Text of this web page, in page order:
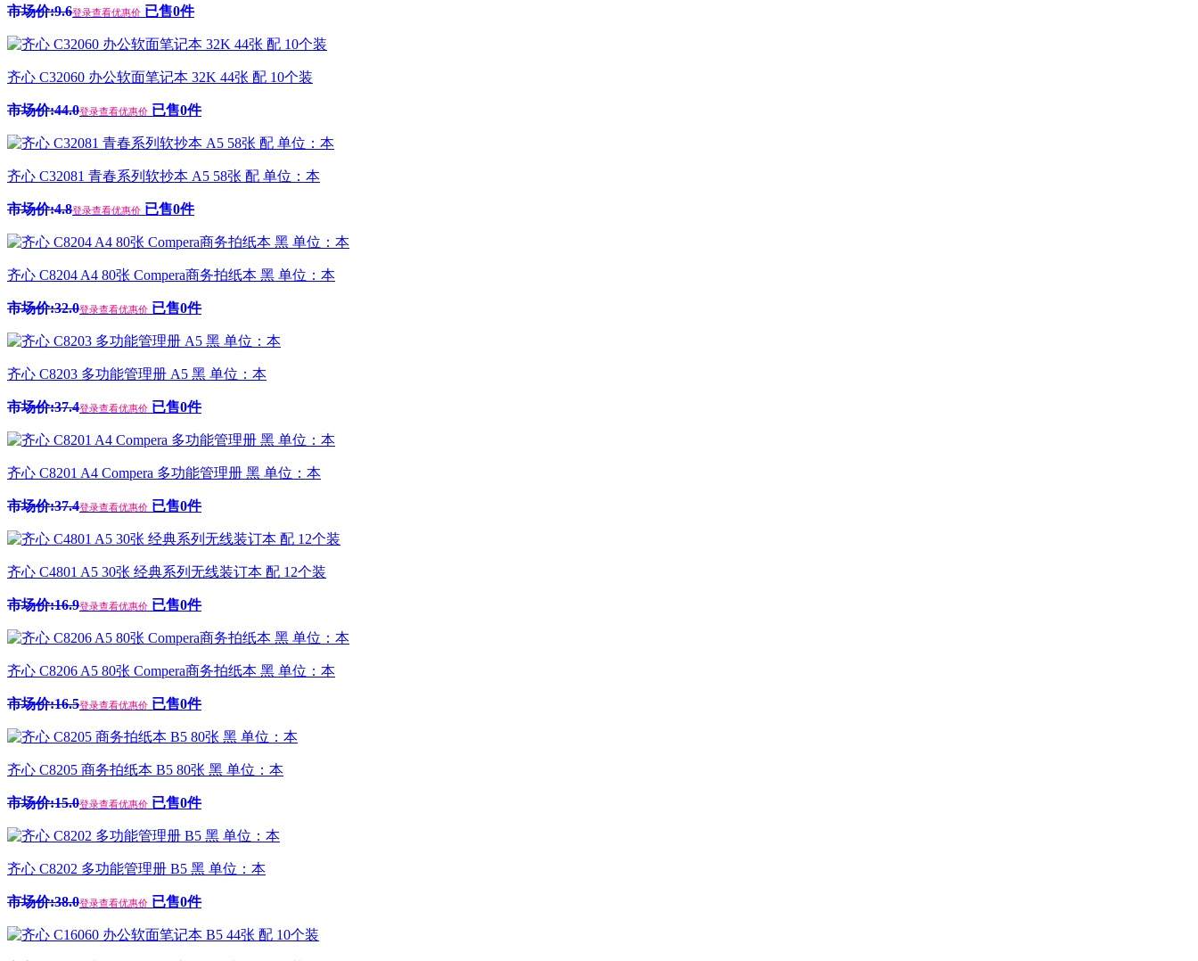
市场价:9.6登录查看优惠价 已售0件
齐心 C32060 办公软面笔记本 32K 44张 配 10个装
市场价:44.0登录查看优惠价 已售0件
齐心 C32081 青春系列软抄本 A5 58张 配 单位：本
市场价:4.8登录查看优惠价 已售0件
齐心 C8204 A4 80张 Compera商务拍纸本 黑 单位：本
市场价:32.0登录查看优惠价 已售0件
齐心 C8203 多功能管理册 A5 黑 单位：本
市场价:37.4登录查看优惠价 已售0件
齐心 C8201 A4 Compera 多功能管理册 黑 单位：本
市场价:37.4登录查看优惠价 已售0件
齐心 C4801 A5 30张 经典系列无线装订本 配 12个装
市场价:16.9登录查看优惠价 已售0件
齐心 C8206 A5 80张 Compera商务拍纸本 黑 单位：本
市场价:16.5登录查看优惠价 已售0件
齐心 C8205 商务拍纸本 B5 80张 黑 单位：本
市场价:15.0登录查看优惠价 已售0件
齐心 C8202 多功能管理册 B5 黑 单位：本
市场价:38.0登录查看优惠价 已售0件